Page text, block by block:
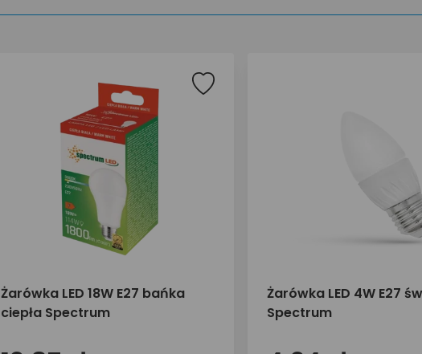
Żarówka LED 18W E27 bańka
ciepła Spectrum
Żarówka LED 4W E27
Spectrum